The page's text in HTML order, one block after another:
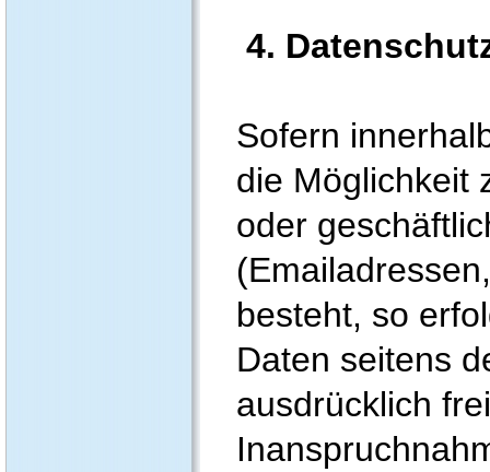
4.
Sofern
die Möglichkeit
oder
besteht, so
Daten seitens
ausdrücklich